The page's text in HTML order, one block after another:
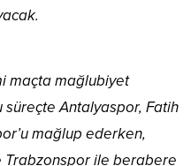
maçta mağlubiyet
süreçte Antalyaspor, Fatih
mağlup ederken,
Trabzonspor ile berabere